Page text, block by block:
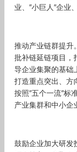
业、″小巨人″企业
推动产业链群提升
批补链延链项目，
导企业集聚的基础
打造重点突出、方
按照″五个一流″标
产业集群和中小企
鼓励企业加大研发